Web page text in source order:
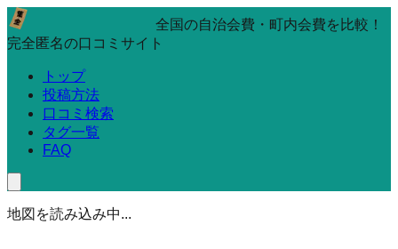
全国の自治会費・町内会費を比較！
完全匿名の口コミサイト
トップ
投稿方法
口コミ検索
タグ一覧
FAQ
地図を読み込み中...